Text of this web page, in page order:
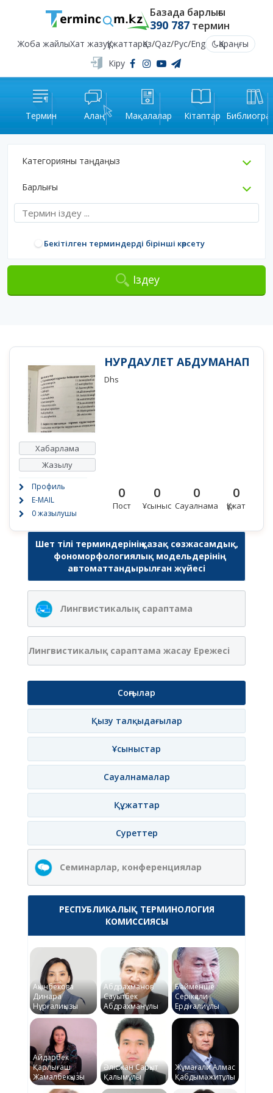
Базада барлығы
390 787термин
Жоба жайлыХат жазуҚұжаттарҚаз/Qaz/Рус/Eng
Қараңғы
Кіру
Термин Алаң Мақалалар Кітаптар
Категорияны таңдаңыз
Барлығы
Бекітілген терминдерді бірінші көрсету
Іздеу
Хабарлама
Жазылу
Профиль
E-MAIL
0 жазылушы
НУРДАУЛЕТ АБДУМАНАП
Dhs
0
Пост
0
Ұсыныс
0
Сауалнама
0
Құжат
Шет тілі терминдерінің қазақ сөзжасамдық,
фономорфологиялық модельдерінің
автоматтандырылған жүйесі
Лингвистикалық сараптама
Лингвистикалық сараптама жасау Ережесі
Соңғылар
Қызу талқыдағылар
Ұсыныстар
Сауалнамалар
Құжаттар
Суреттер
Семинарлар, конференциялар
РЕСПУБЛИКАЛЫҚ ТЕРМИНОЛОГИЯ
КОМИССИЯСЫ
Ақынбекова
Динара
Нұрғалиқызы
Абдрахманов
Сауытбек
Абдрахманұлы
Байменше
Серікқали
Ердіғалиұлы
Айдарбек
Қарлығаш
Жамалбекқызы
Әлісжан Сарқыт
Қалымұлы
Жұмағали Алмас
Қабдымәжитұлы